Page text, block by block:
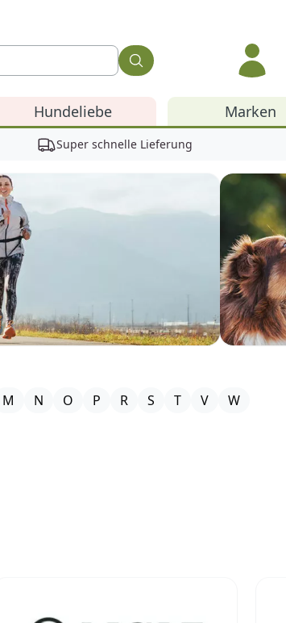
Hundeliebe Marken
Super schnelle Lieferung
M N O P R S T V W